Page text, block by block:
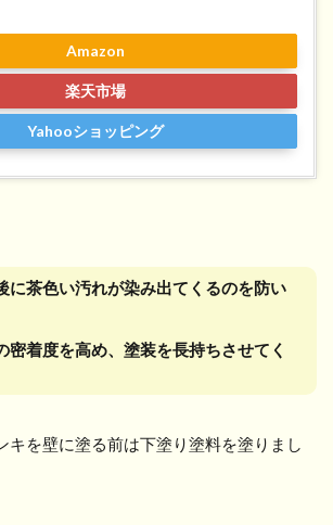
Amazon
楽天市場
Yahooショッピング
に茶色い汚れが染み出てくるのを防い
密着度を高め、塗装を長持ちさせてく
キを壁に塗る前は下塗り塗料を塗りまし